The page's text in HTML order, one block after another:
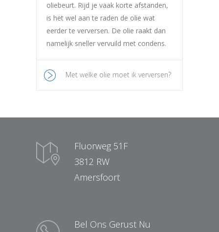
oliebeurt. Rijd je vaak korte afstanden,
is het wel aan te raden de olie wat
eerder te verversen. De olie raakt dan
namelijk sneller vervuild met condens.
Met welke olie moet ik verversen?
Fluorweg 51F
3812 RW
Amersfoort
Bel Ons Gerust Nu